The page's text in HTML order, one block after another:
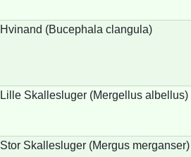
Hvinand (Bucephala clangula)
Lille Skallesluger (Mergellus albellus)
Stor Skallesluger (Mergus merganser)